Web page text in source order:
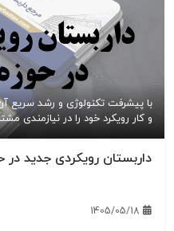
با پیشرفت تکنولوژی و رشد
و کار رویکرد خود را در نیازمندی
داربستان رویکردی جدید در
1405/05/18